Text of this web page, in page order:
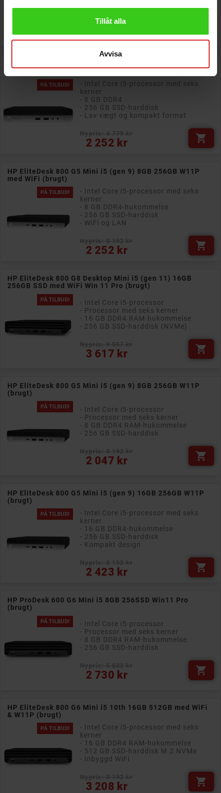
Tillåt alla
Avvisa
- Kompakt design
Nypris: 7 509 kr
2 047 kr
PÅ TILBUD!
- Intel Core i5-processor med seks
kerner
- 8 GB DDR4
- 256 GB SSD-harddisk
- Lav vægt og kompakt format
2 252 kr
Pris 
HP EliteDesk 800 G5 Mini i5 (gen 9) 8GB 256GB W11P
med WiFi (brugt)
PÅ TILBUD!
- Intel Core i5-processor med seks
kerner
- 8 GB DDR4-hukommelse
- 256 GB SSD-harddisk
- WiFi og LAN
2 252 kr
Pris 
HP EliteDesk 800 G8 Desktop Mini i5 (gen 11) 16GB
256GB SSD med WiFi Win 11 Pro (brugt)
PÅ TILBUD!
- Intel Core i5-processor
- Processor med seks kerner
- 16 GB DDR4 RAM-hukommelse
- 256 GB SSD-harddisk (NVMe)
3 617 kr
Pris 
HP EliteDesk 800 G5 Mini i5 (gen 9) 8GB 256GB W11P
(brugt)
PÅ TILBUD!
- Intel Core i5-processor
- Processor med seks kerner
- 8 GB DDR4 RAM-hukommelse
- 256 GB SSD-harddisk
2 047 kr
Pris 
HP EliteDesk 800 G5 Mini i5 (gen 9) 16GB 256GB W11P
(brugt)
PÅ TILBUD!
- Intel Core i5-processor med seks
kerner
- 16 GB DDR4-hukommelse
- 256 GB SSD-harddisk
- Kompakt design
2 423 kr
Pris 
HP ProDesk 600 G6 Mini i5 8GB 256SSD Win11 Pro
(brugt)
PÅ TILBUD!
- Intel Core i5-processor
- Processor med seks kerner
- 8 GB DDR4 RAM-hukommelse
- 256 GB SSD-harddisk
2 730 kr
Pris 
HP EliteDesk 800 G6 Mini i5 10th 16GB 512GB med WiFi
& W11P (brugt)
PÅ TILBUD!
- Intel Core i5-processor med seks
kerner
- 16 GB DDR4 RAM-hukommelse
- 512 GB SSD-harddisk M.2 NVMe
- Inbyggd WiFi
3 208 kr
Pris 